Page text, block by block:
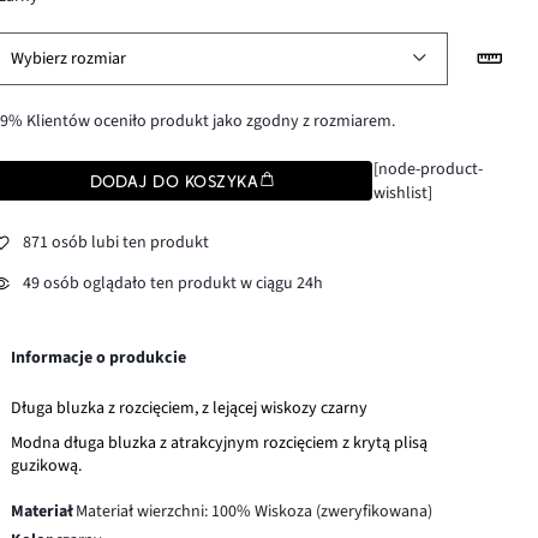
Wybierz rozmiar
Klientów oceniło produkt jako zgodny z rozmiarem.
DODAJ DO KOSZYKA
[node-product-
wishlist]
871 osób lubi ten produkt
49 osób oglądało ten produkt w ciągu 24h
Informacje o produkcie
Długa bluzka z rozcięciem, z lejącej wiskozy czarny
Modna długa bluzka z atrakcyjnym rozcięciem z krytą plisą
guzikową.
MateriałMateriał wierzchni: 100% Wiskoza (zweryfikowana)